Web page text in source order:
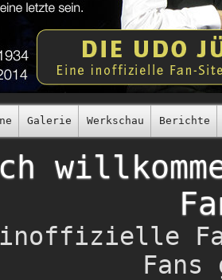
Galerie Werkschau Berichte